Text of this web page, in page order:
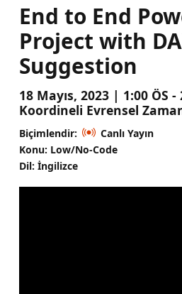
End to End
Project with
Suggestion
18 Mayıs, 2023 | 1:00 ÖS -
Koordineli Evrensel
Biçimlendir:
Canlı Yayın
Konu: Low/No-Code
Dil: İngilizce